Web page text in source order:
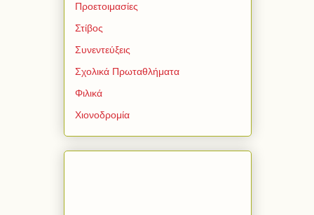
Προετοιμασίες
Στίβος
Συνεντεύξεις
Σχολικά Πρωταθλήματα
Φιλικά
Χιονοδρομία